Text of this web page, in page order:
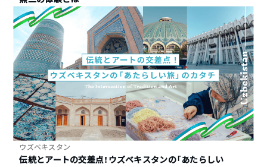
ウズベキスタン
伝統とアートの交差点！ウズベキスタンの「あたらしい